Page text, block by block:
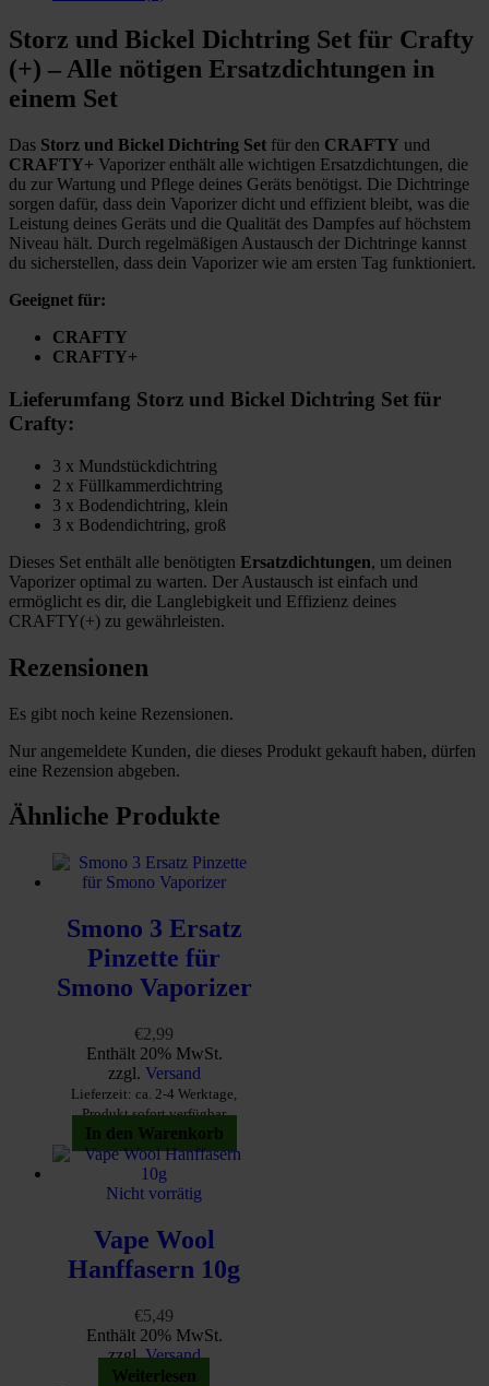
Storz und Bickel Dichtring Set für Crafty
(+) – Alle nötigen Ersatzdichtungen in
einem Set
Das Storz und Bickel Dichtring Set für den CRAFTY und
CRAFTY+ Vaporizer enthält alle wichtigen Ersatzdichtungen, die
du zur Wartung und Pflege deines Geräts benötigst. Die Dichtringe
sorgen dafür, dass dein Vaporizer dicht und effizient bleibt, was die
Leistung deines Geräts und die Qualität des Dampfes auf höchstem
Niveau hält. Durch regelmäßigen Austausch der Dichtringe kannst
du sicherstellen, dass dein Vaporizer wie am ersten Tag funktioniert.
Geeignet für:
CRAFTY
CRAFTY+
Lieferumfang Storz und Bickel Dichtring Set für
Crafty:
3 x Mundstückdichtring
2 x Füllkammerdichtring
3 x Bodendichtring, klein
3 x Bodendichtring, groß
Dieses Set enthält alle benötigten Ersatzdichtungen, um deinen
Vaporizer optimal zu warten. Der Austausch ist einfach und
ermöglicht es dir, die Langlebigkeit und Effizienz deines
CRAFTY(+) zu gewährleisten.
Rezensionen
Es gibt noch keine Rezensionen.
Nur angemeldete Kunden, die dieses Produkt gekauft haben, dürfen
eine Rezension abgeben.
Ähnliche Produkte
Smono 3 Ersatz
Pinzette für
Smono Vaporizer
€2,99
Enthält 20% MwSt.
zzgl. Versand
Lieferzeit: ca. 2-4 Werktage,
Produkt sofort verfügbar
In den Warenkorb
Nicht vorrätig
Vape Wool
Hanffasern 10g
€5,49
Enthält 20% MwSt.
zzgl.Versand
Weiterlesen